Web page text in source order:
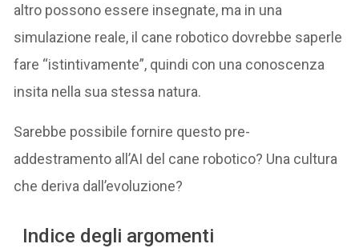
altro possono essere insegnate, ma in una
simulazione reale, il cane robotico dovrebbe saperle
fare “istintivamente”, quindi con una conoscenza
insita nella sua stessa natura.
Sarebbe possibile fornire questo pre-
addestramento all’AI del cane robotico? Una cultura
che deriva dall’evoluzione?
Indice degli argomenti